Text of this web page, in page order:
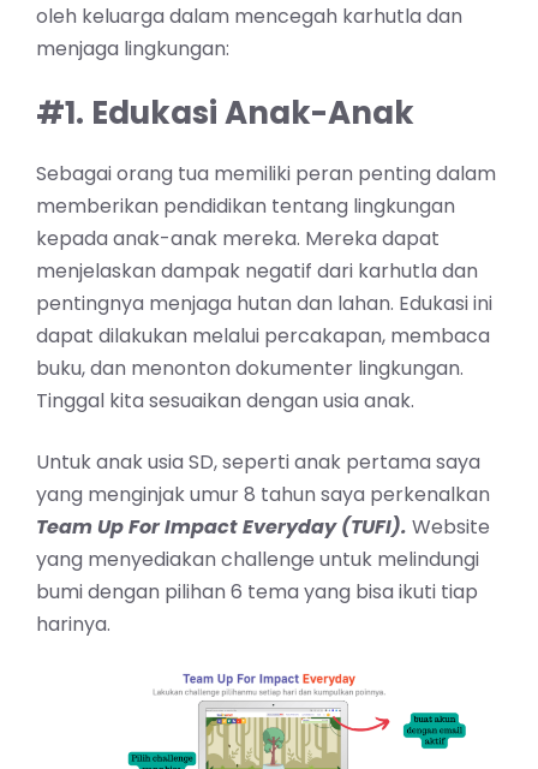
oleh keluarga dalam mencegah karhutla dan
menjaga lingkungan:
#1. Edukasi Anak-Anak
Sebagai orang tua memiliki peran penting dalam
memberikan pendidikan tentang lingkungan
kepada anak-anak mereka. Mereka dapat
menjelaskan dampak negatif dari karhutla dan
pentingnya menjaga hutan dan lahan. Edukasi ini
dapat dilakukan melalui percakapan, membaca
buku, dan menonton dokumenter lingkungan.
Tinggal kita sesuaikan dengan usia anak.
Untuk anak usia SD, seperti anak pertama saya
yang menginjak umur 8 tahun saya perkenalkan
Team Up For Impact Everyday (TUFI). Website
yang menyediakan challenge untuk melindungi
bumi dengan pilihan 6 tema yang bisa ikuti tiap
harinya.